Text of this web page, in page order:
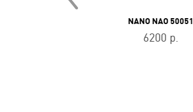
NANO NAO 50051
6200 р.